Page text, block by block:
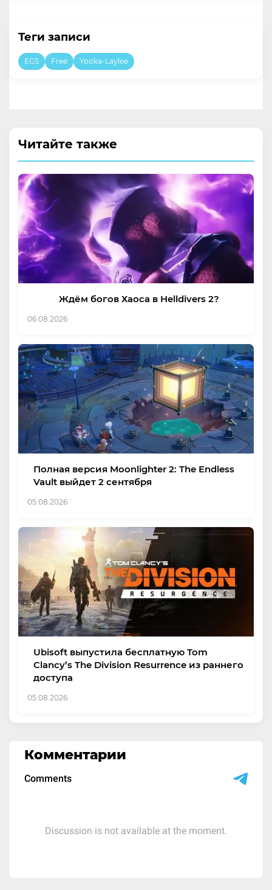
Теги записи
EGS Free Yooka-Laylee
Читайте также
Ждём богов Хаоса в Helldivers 2?
06.08.2026
Полная версия Moonlighter 2: The Endless
Vault выйдет 2 сентября
05.08.2026
Ubisoft выпустила бесплатную Tom
Clancy’s The Division Resurrence из раннего
доступа
05.08.2026
Комментарии